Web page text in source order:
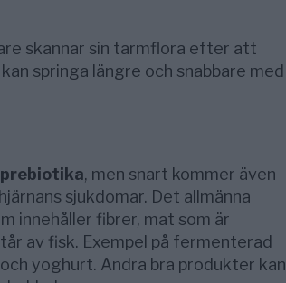
skannar sin tarmflora efter att
springa längre och snabbare med
, men snart kommer även
sjukdomar. Det allmänna
innehåller fibrer, mat som är
av fisk. Exempel på fermenterad
yoghurt. Andra bra produkter kan